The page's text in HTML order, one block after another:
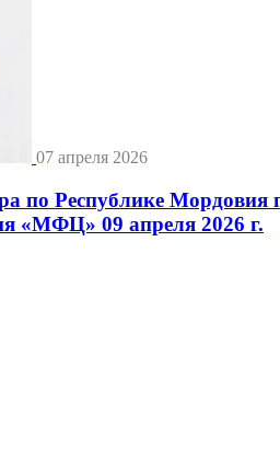
07 апреля 2026
по Республике
«МФЦ» 09 апреля 2026 г.